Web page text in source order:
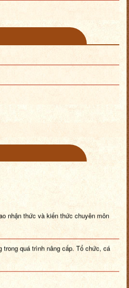
nhận thức và kiến thức chuyên môn
trong quá trình nâng cấp. Tổ chức, cá